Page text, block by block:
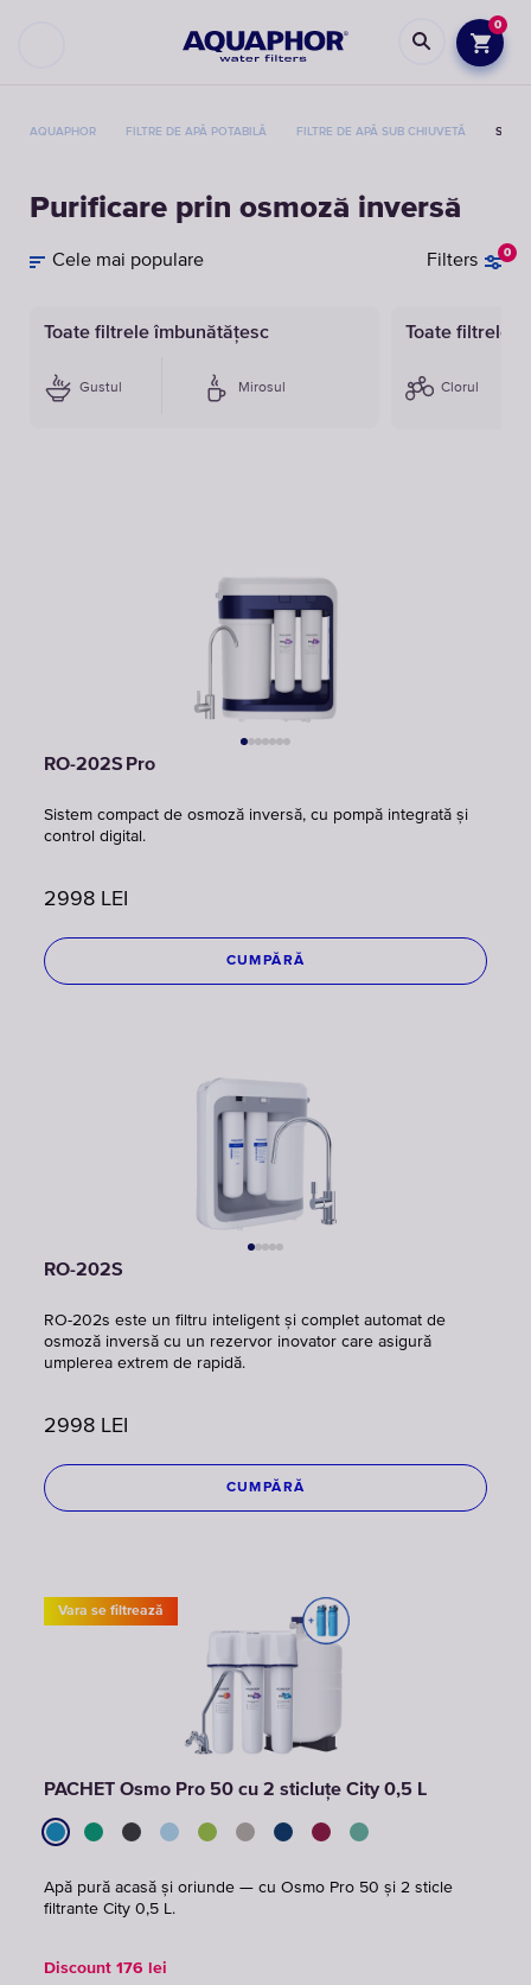
0
AQUAPHOR FILTRE DE APĂ POTABILĂ FILTRE DE APĂ SUB CHIUVETĂ
Purificare prin osmoză inversă
Filters 0
Toate filtrele îmbunătățesc
Gustul Mirosul
Toate filtrele
Clorul
Cele mai populare
RO-202S Pro
Sistem compact de osmoză inversă, cu pompă integrată și
control digital.
2998 LEI
CUMPĂRĂ
RO-202S
RO-202s este un filtru inteligent și complet automat de
osmoză inversă cu un rezervor inovator care asigură
umplerea extrem de rapidă.
2998 LEI
CUMPĂRĂ
Vara se filtrează
PACHET Osmo Pro 50 cu 2 sticluțe City 0,5 L
Apă pură acasă și oriunde — cu Osmo Pro 50 și 2 sticle
filtrante City 0,5 L.
Discount 176 lei